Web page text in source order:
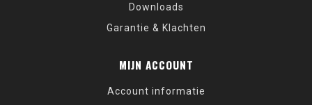
Downloads
Garantie & Klachten
MIJN ACCOUNT
Account informatie